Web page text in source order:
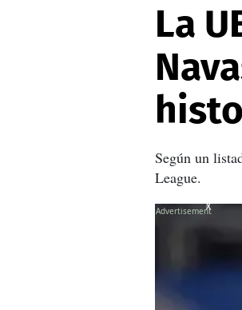
La
Según un
League.
X
X